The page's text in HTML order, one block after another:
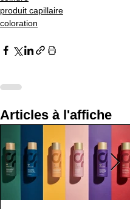
produit capillaire
coloration
Articles à l'affiche